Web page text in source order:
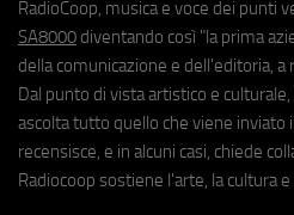
RadioCoop, musica e voce dei punti
SA8000 diventando così "la prima
della comunicazione e dell'editoria, a
Dal punto di vista artistico e
ascolta tutto quello che viene inviato
recensisce, e in alcuni casi, chiede
Radiocoop sostiene l'arte, la cultura